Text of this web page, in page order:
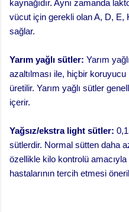
kaynağıdır. Aynı zamanda
vücut için gerekli olan A, D, E,
sağlar.
Yarım yağlı sütler: Yarım
azaltılması ile, hiçbir
üretilir. Yarım yağlı sütler
içerir.
Yağsız/ekstra light sütler:
sütlerdir. Normal sütten daha
özellikle kilo kontrolü amacıyla
hastalarının tercih etmesi